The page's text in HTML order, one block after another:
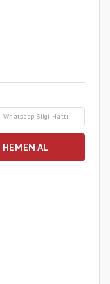
Whatsapp Bilgi Hattı
HEMEN AL